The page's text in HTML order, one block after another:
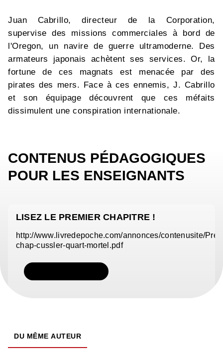
Juan Cabrillo, directeur de la Corporation,
supervise des missions commerciales à bord de
l'Oregon, un navire de guerre ultramoderne. Des
armateurs japonais achètent ses services. Or, la
fortune de ces magnats est menacée par des
pirates des mers. Face à ces ennemis, J. Cabrillo
et son équipage découvrent que ces méfaits
dissimulent une conspiration internationale.
CONTENUS PÉDAGOGIQUES
POUR LES ENSEIGNANTS
LISEZ LE PREMIER CHAPITRE !
http://www.livredepoche.com/annonces/contenusite/
chap-cussler-quart-mortel.pdf
DU MÊME AUTEUR